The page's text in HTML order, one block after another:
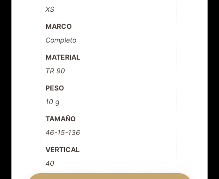
XS
MARCO
Completo
MATERIAL
TR 90
PESO
10 g
TAMAÑO
46-15-136
VERTICAL
40